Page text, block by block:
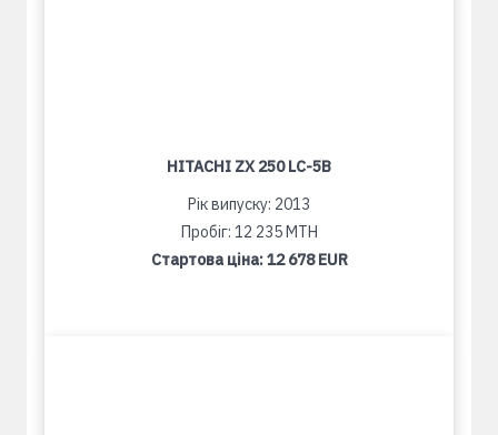
HITACHI ZX 250 LC-5B
Рік випуску: 2013
Пробіг: 12 235 MTH
Стартова ціна:12 678 EUR